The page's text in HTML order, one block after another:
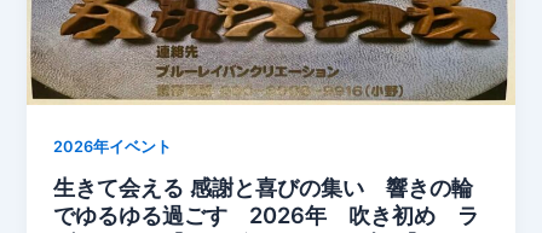
2026年イベント
生きて会える 感謝と喜びの集い 響きの輪
でゆるゆる過ごす 2026年 吹き初め ラ